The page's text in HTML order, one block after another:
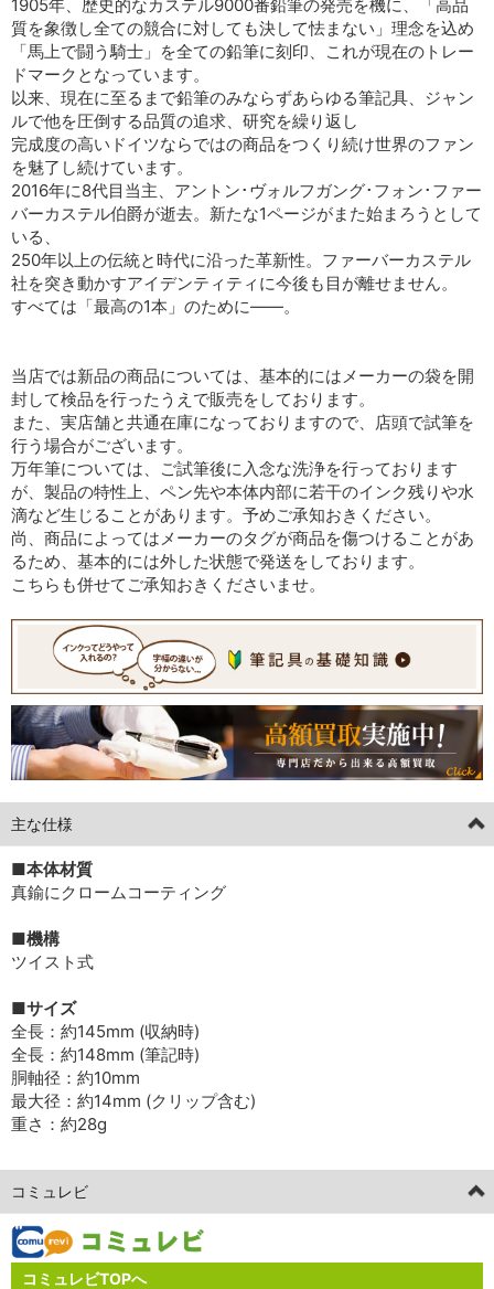
1905年、歴史的なカステル9000番鉛筆の発売を機に、「高品
質を象徴し全ての競合に対しても決して怯まない」理念を込め
「馬上で闘う騎士」を全ての鉛筆に刻印、これが現在のトレー
ドマークとなっています。
以来、現在に至るまで鉛筆のみならずあらゆる筆記具、ジャン
ルで他を圧倒する品質の追求、研究を繰り返し
完成度の高いドイツならではの商品をつくり続け世界のファン
を魅了し続けています。
2016年に8代目当主、アントン･ヴォルフガング･フォン･ファー
バーカステル伯爵が逝去。新たな1ページがまた始まろうとして
いる、
250年以上の伝統と時代に沿った革新性。ファーバーカステル
社を突き動かすアイデンティティに今後も目が離せません。
すべては「最高の1本」のために――。
当店では新品の商品については、基本的にはメーカーの袋を開
封して検品を行ったうえで販売をしております。
また、実店舗と共通在庫になっておりますので、店頭で試筆を
行う場合がございます。
万年筆については、ご試筆後に入念な洗浄を行っております
が、製品の特性上、ペン先や本体内部に若干のインク残りや水
滴など生じることがあります。予めご承知おきください。
尚、商品によってはメーカーのタグが商品を傷つけることがあ
るため、基本的には外した状態で発送をしております。
こちらも併せてご承知おきくださいませ。
主な仕様
■本体材質
真鍮にクロームコーティング
■機構
ツイスト式
■サイズ
全長：約145mm (収納時)
全長：約148mm (筆記時)
胴軸径：約10mm
最大径：約14mm (クリップ含む)
重さ：約28g
コミュレビ
コミュレビTOPへ